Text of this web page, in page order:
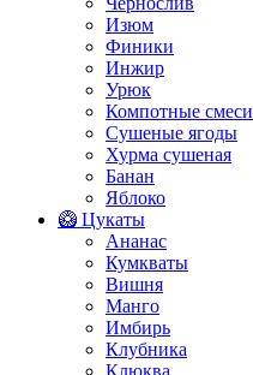
Изюм
Финики
Инжир
Урюк
Компотные смеси
Сушеные ягоды
Хурма сушеная
Банан
Яблоко
🥝 Цукаты
Ананас
Кумкваты
Вишня
Манго
Имбирь
Клубника
Клюква